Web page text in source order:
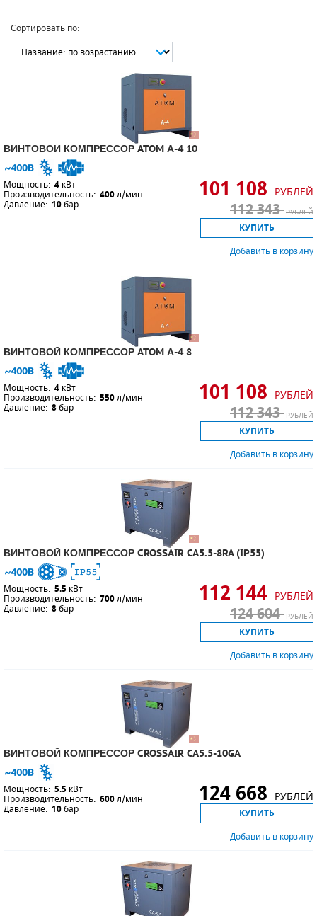
Renner (544)
Zammer (
Бежецкий (178)
ЗИФ (490)
Сортировать по:
ВИНТОВОЙ КОМПРЕССОР ATOM А-4 10
Мощность: 4 кВт
Производительность: 400л/мин
Давление: 10бар
101 108 РУБЛЕЙ
112 343 РУБЛЕЙ
КУПИТЬ
Добавить в корзину
ВИНТОВОЙ КОМПРЕССОР ATOM А-4 8
Мощность: 4 кВт
Производительность: 550л/мин
Давление: 8бар
101 108 РУБЛЕЙ
112 343 РУБЛЕЙ
КУПИТЬ
Добавить в корзину
ВИНТОВОЙ КОМПРЕССОР CROSSAIR CA5.5-8RA (IP55)
Мощность: 5.5 кВт
Производительность: 700л/мин
Давление: 8бар
112 144 РУБЛЕЙ
124 604 РУБЛЕЙ
КУПИТЬ
Добавить в корзину
ВИНТОВОЙ КОМПРЕССОР CROSSAIR CA5.5-10GA
Мощность: 5.5 кВт
Производительность: 600л/мин
Давление: 10бар
124 668 РУБЛЕЙ
КУПИТЬ
Добавить в корзину
СМЕННЫЕ ЭЛЕМЕНТЫ МАГИСТРАЛЬНЫХ
ФИЛЬТРОВ
ДЛЯ АДСОРБЦИОННЫХ ОСУШИТЕЛЕЙ
ДИЗЕЛЬНЫЕ ДВИГАТЕЛИ
ДЕТАЛИ ДВС
ПОРШНЕВЫЕ БЛОКИ
ДЕТАЛИ ПОРШНЕВЫХ КОМПРЕССОРОВ
ДЕТАЛИ СПИРАЛЬНЫХ КОМПРЕССОРОВ
ШЛАНГИ ДЛЯ МОТОПОМП
ДЛЯ ВАКУУМНЫХ НАСОСОВ